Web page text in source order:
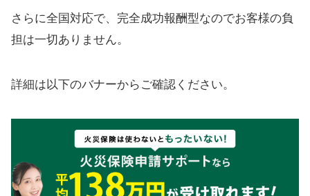
さらに全国対応で、完全成功報酬型なのでお客様の負
担は一切ありません。
詳細は以下のバナーからご確認ください。